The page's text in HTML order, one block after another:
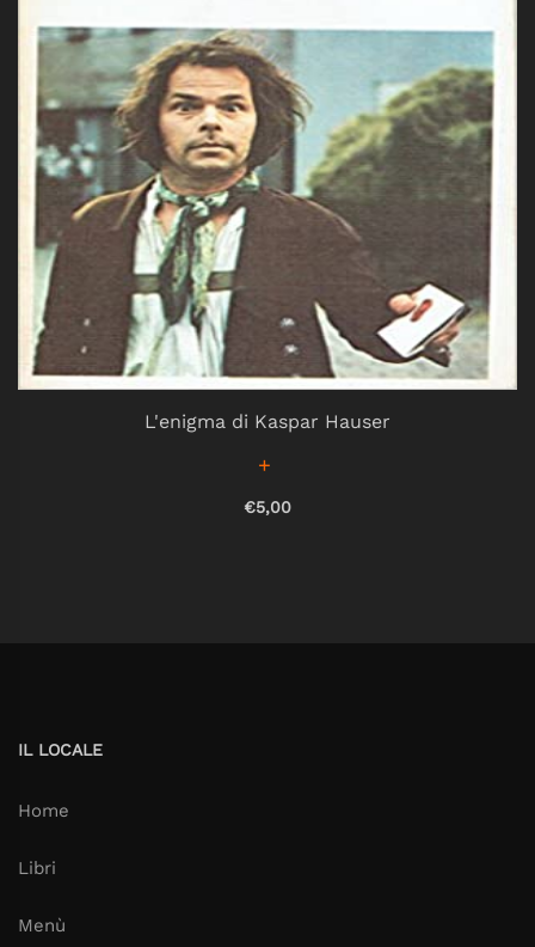
L'enigma di Kaspar Hauser
€5,00
IL LOCALE
Home
Libri
Menù